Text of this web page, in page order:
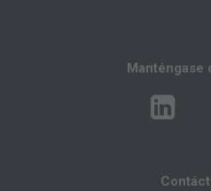
Manténgase
por terminado con un
beneficiaria de este
Aviso Legal de CMS